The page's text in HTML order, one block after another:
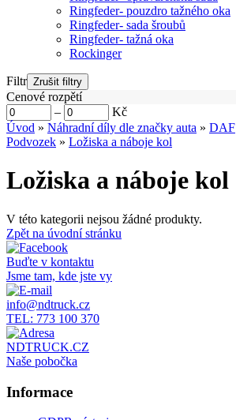
Ringfeder- pouzdro tažného oka
Ringfeder- sada šroubů
Ringfeder- tažná oka
Rockinger
Filtr
Cenové rozpětí
–
Kč
Úvod » Náhradní díly dle značky auta » DAF
Podvozek » Ložiska a náboje kol
Ložiska a náboje kol
V této kategorii nejsou žádné produkty.
Zpět na úvodní stránku
Buďte v kontaktu
Jsme tam, kde jste vy
info@ndtruck.cz
TEL: 773 100 370
NDTRUCK.CZ
Naše pobočka
Informace